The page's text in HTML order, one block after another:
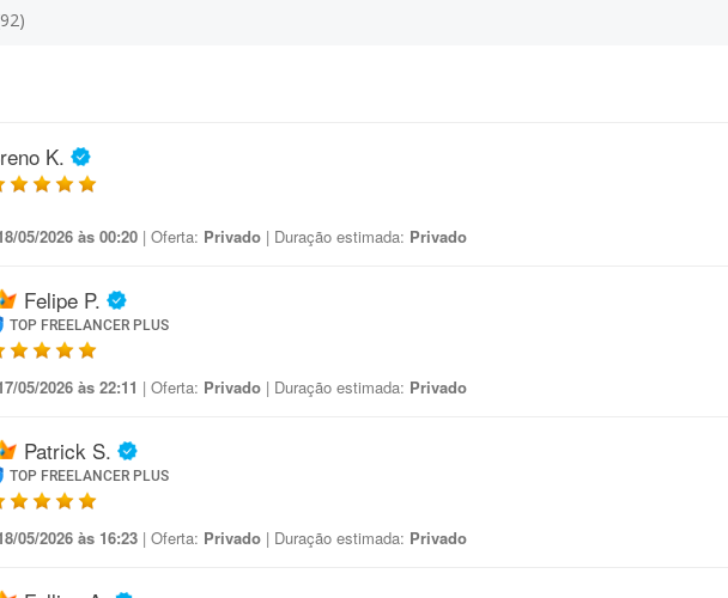
K.
05/2026 às 00:20 | Oferta: Privado | Duração estimada: Privado
Felipe P.
TOP FREELANCER PLUS
05/2026 às 22:11 | Oferta: Privado | Duração estimada: Privado
Patrick S.
TOP FREELANCER PLUS
05/2026 às 16:23 | Oferta: Privado | Duração estimada: Privado